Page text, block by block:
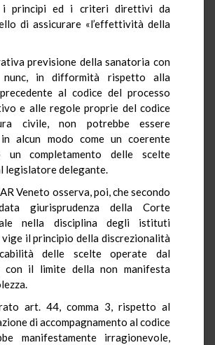
i princìpi ed i criteri direttivi da
di assicurare «l’effettività della
previsione della sanatoria con
in difformità rispetto alla
al codice del processo
e alle regole proprie del codice
civile, non potrebbe essere
alcun modo come un coerente
un completamento delle scelte
legislatore delegante.
Veneto osserva, poi, che secondo
giurisprudenza della Corte
nella disciplina degli istituti
vige il principio della discrezionalità
delle scelte operate dal
con il limite della non manifesta
art. 44, comma 3, rispetto al
di accompagnamento al codice
manifestamente irragionevole,